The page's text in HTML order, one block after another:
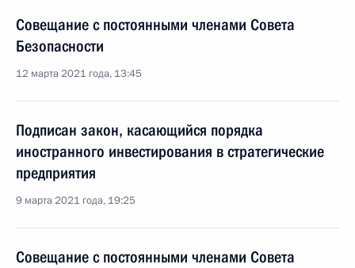
Совещание с постоянными членами Совета
Безопасности
12 марта 2021 года, 13:45
Подписан закон, касающийся порядка
иностранного инвестирования в стратегические
предприятия
9 марта 2021 года, 19:25
Совещание с постоянными членами Совета